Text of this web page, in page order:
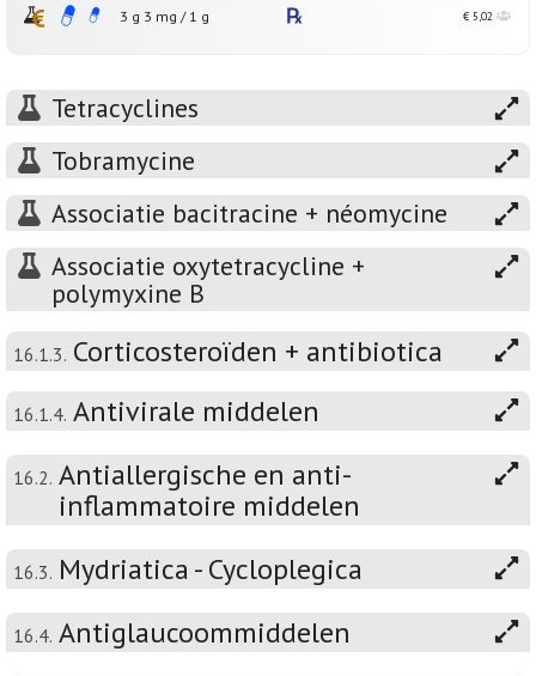
3 g 3 mg / 1 g € 5,02
Tetracyclines
Tobramycine
Associatie bacitracine + néomycine
Associatie oxytetracycline +
polymyxine B
16.1.3. Corticosteroïden + antibiotica
16.1.4. Antivirale middelen
16.2. Antiallergische en anti-
inflammatoire middelen
16.3. Mydriatica - Cycloplegica
16.4. Antiglaucoommiddelen